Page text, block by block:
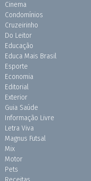
Cinema
Condomínios
Cruzeirinho
Do Leitor
Educação
Educa Mais Brasil
Esporte
Economia
Editorial
Exterior
Guia Saúde
Informação Livre
Letra Viva
Magnus Futsal
Mix
Motor
Pets